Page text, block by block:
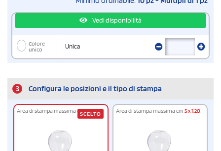
Vedi disponibilità
Colore
unico
Unica
3 Configura le posizioni e il tipo di stampa
Area di stampa massima cm5 x 1.20
SCELTO Area di stampa massima cm 5 x 1.20